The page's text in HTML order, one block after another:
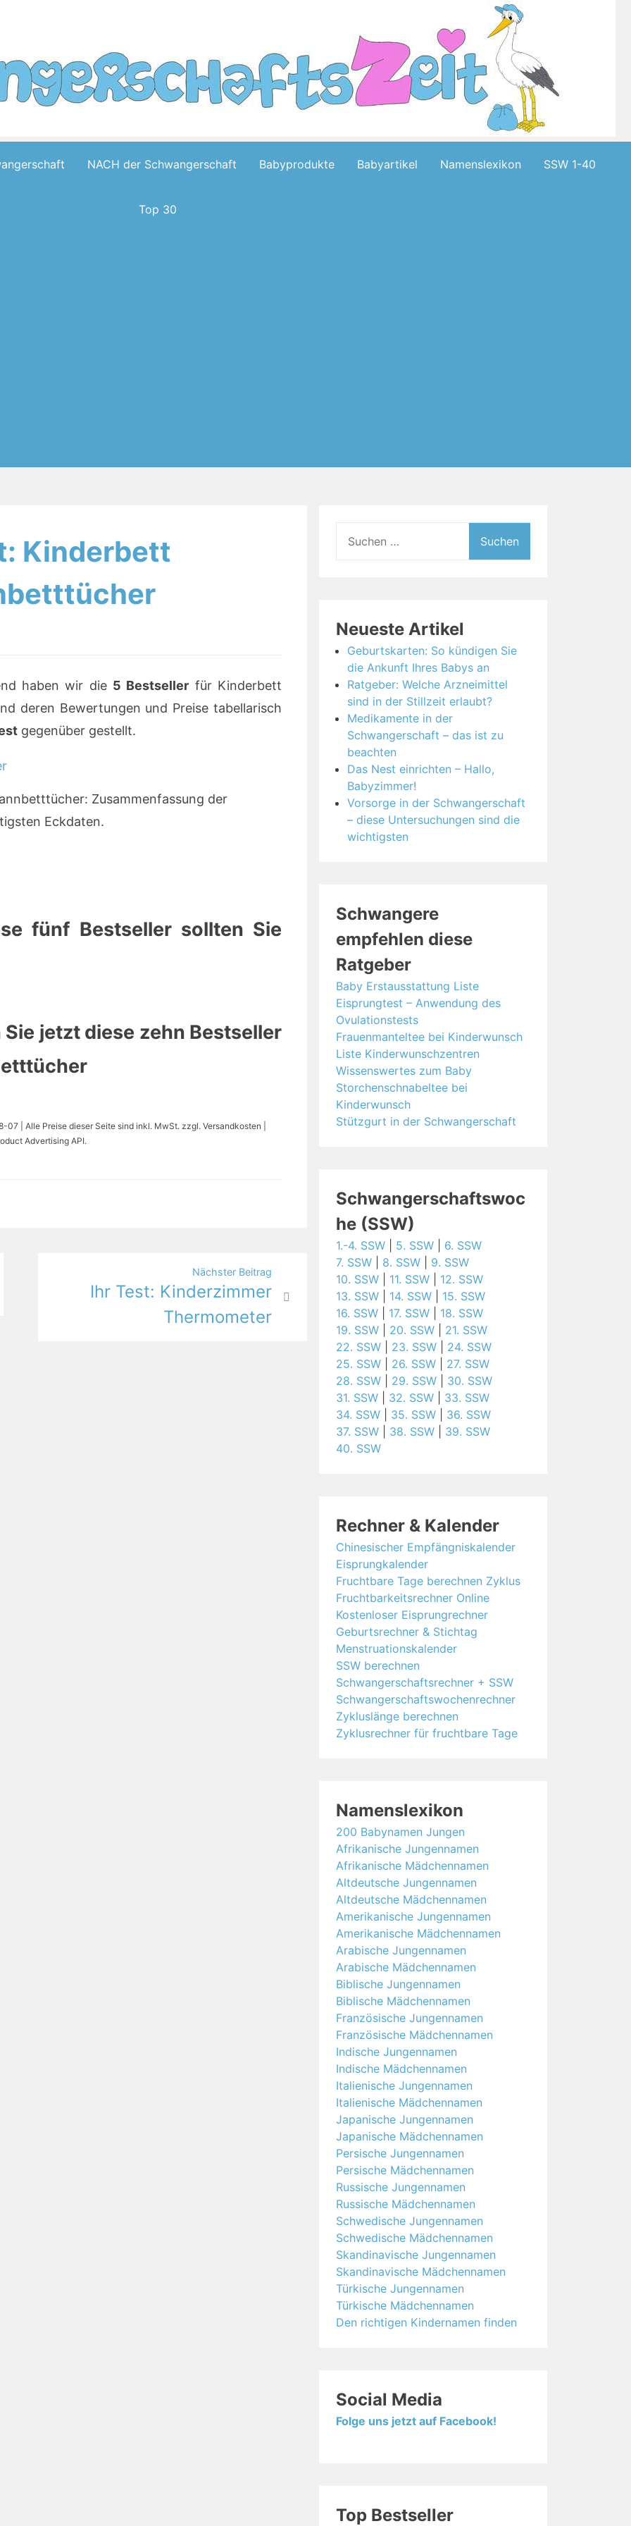
NACH der Schwangerschaft Babyprodukte Babyartikel Namenslexikon SSW 1-40
Top 30
Kinderbett
haben wir die 5 Bestseller für Kinderbett
deren Bewertungen und Preise tabellarisch
gegenüber gestellt.
Zusammenfassung der
Eckdaten.
fünf Bestseller sollten Sie
jetzt diese zehn Bestseller
| Alle Preise dieser Seite sind inkl. MwSt. zzgl. Versandkosten |
Advertising API.
Nächster Beitrag
Ihr Test: Kinderzimmer
Thermometer
nach:
Neueste Artikel
Geburtskarten: So kündigen Sie
die Ankunft Ihres Babys an
Ratgeber: Welche Arzneimittel
sind in der Stillzeit erlaubt?
Medikamente in der
Schwangerschaft – das ist zu
beachten
Das Nest einrichten – Hallo,
Babyzimmer!
Vorsorge in der Schwangerschaft
– diese Untersuchungen sind die
wichtigsten
Schwangere
empfehlen diese
Ratgeber
Baby Erstausstattung Liste
Eisprungtest – Anwendung des
Ovulationstests
Frauenmanteltee bei Kinderwunsch
Liste Kinderwunschzentren
Wissenswertes zum Baby
Storchenschnabeltee bei
Kinderwunsch
Stützgurt in der Schwangerschaft
Schwangerschaftswoc
he (SSW)
1.-4. SSW 5. SSW
6. SSW
7. SSW
8. SSW
9. SSW
10. SSW
11. SSW
12. SSW
13. SSW
14. SSW
15. SSW
16. SSW
17. SSW
18. SSW
19. SSW
20. SSW
21. SSW
22. SSW
23. SSW
24. SSW
25. SSW
26. SSW
27. SSW
28. SSW
29. SSW
30. SSW
31. SSW
32. SSW
33. SSW
34. SSW
35. SSW
36. SSW
37. SSW
38. SSW
39. SSW
40. SSW
Rechner & Kalender
Chinesischer Empfängniskalender
Eisprungkalender
Fruchtbare Tage berechnen Zyklus
Fruchtbarkeitsrechner Online
Kostenloser Eisprungrechner
Geburtsrechner & Stichtag
Menstruationskalender
SSW berechnen
Schwangerschaftsrechner + SSW
Schwangerschaftswochenrechner
Zykluslänge berechnen
Zyklusrechner für fruchtbare Tage
Namenslexikon
200 Babynamen Jungen
Afrikanische Jungennamen
Afrikanische Mädchennamen
Altdeutsche Jungennamen
Altdeutsche Mädchennamen
Amerikanische Jungennamen
Amerikanische Mädchennamen
Arabische Jungennamen
Arabische Mädchennamen
Biblische Jungennamen
Biblische Mädchennamen
Französische Jungennamen
Französische Mädchennamen
Indische Jungennamen
Indische Mädchennamen
Italienische Jungennamen
Italienische Mädchennamen
Japanische Jungennamen
Japanische Mädchennamen
Persische Jungennamen
Persische Mädchennamen
Russische Jungennamen
Russische Mädchennamen
Schwedische Jungennamen
Schwedische Mädchennamen
Skandinavische Jungennamen
Skandinavische Mädchennamen
Türkische Jungennamen
Türkische Mädchennamen
Den richtigen Kindernamen finden
Social Media
Folge uns jetzt auf Facebook!
Top Bestseller